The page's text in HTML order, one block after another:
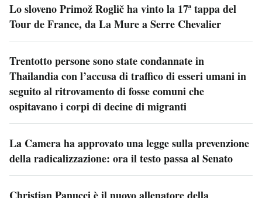
Lo sloveno Primož Roglič ha vinto la 17ª tappa del
Tour de France, da La Mure a Serre Chevalier
Trentotto persone sono state condannate in
Thailandia con l’accusa di traffico di esseri umani in
seguito al ritrovamento di fosse comuni che
ospitavano i corpi di decine di migranti
La Camera ha approvato una legge sulla prevenzione
della radicalizzazione: ora il testo passa al Senato
Christian Panucci è il nuovo allenatore della